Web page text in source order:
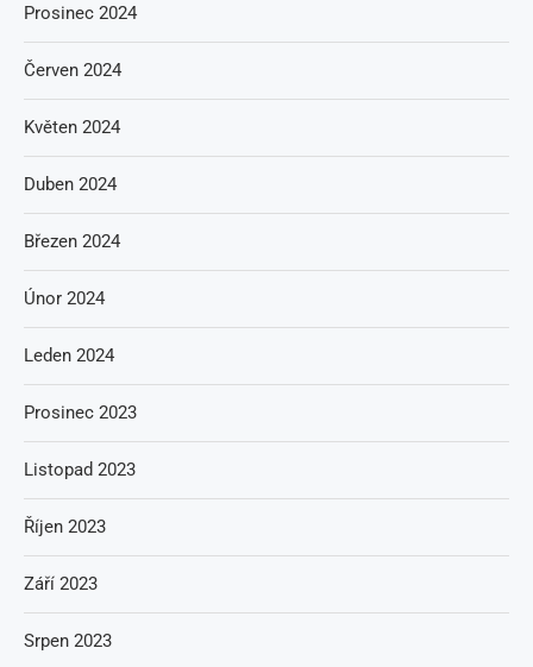
Prosinec 2024
Červen 2024
Květen 2024
Duben 2024
Březen 2024
Únor 2024
Leden 2024
Prosinec 2023
Listopad 2023
Říjen 2023
Září 2023
Srpen 2023